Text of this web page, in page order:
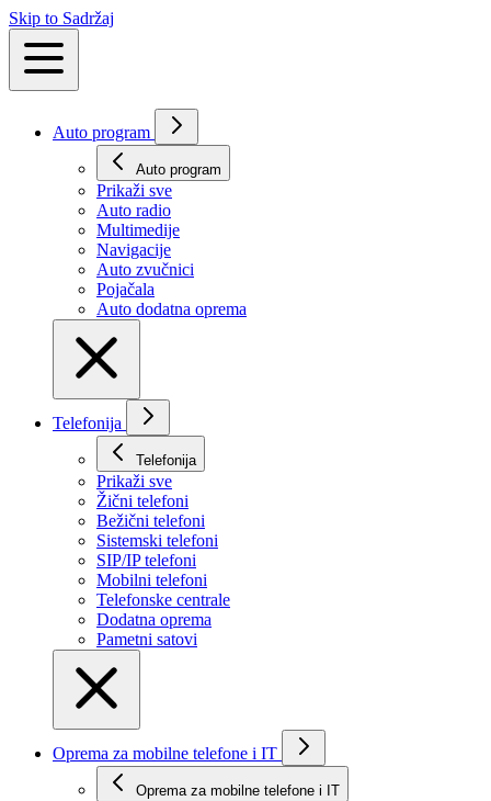
Skip to Sadržaj
Auto program
Auto program
Prikaži svе
Auto radio
Multimedije
Navigacije
Auto zvučnici
Pojačala
Auto dodatna oprema
Telefonija
Telefonija
Prikaži svе
Žični telefoni
Bežični telefoni
Sistemski telefoni
SIP/IP telefoni
Mobilni telefoni
Telefonske centrale
Dodatna oprema
Pametni satovi
Oprema za mobilne telefone i IT
Oprema za mobilne telefone i IT